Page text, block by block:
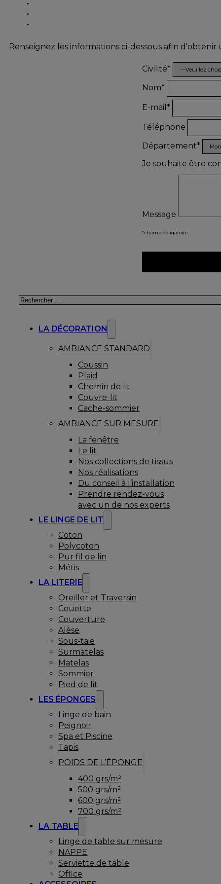
Renseignez les informations ci-dessous afin
Civilité*
Nom*
E-mail*
Téléphone
Département*
Je souhaite être
Message
*champ obligatoire
Rechercher
LA DÉCORATION
AMBIANCE STANDARD
Coussin
Plaid
Chemin de lit
Couvre-lit
Cache-sommier
AMBIANCE SUR MESURE
La fenêtre
Le lit
Nos collections de tissus
Nos réalisations
Du conseil à l’installation
Prendre rendez-vous
avec un de nos experts
LE LINGE DE LIT
Coton
Polycoton
Pur fil de lin
Métis
LA LITERIE
Oreiller et Traversin
Couette
Couverture
Alèse
Sous-taie
Surmatelas
Matelas
Sommier
Pied de lit
LES ÉPONGES
Linge de bain
Peignoir
Spa et Piscine
Tapis
POIDS DE L’ÉPONGE
400 grs/m²
500 grs/m²
600 grs/m²
700 grs/m²
LA TABLE
Linge de table sur mesure
NAPPE
Serviette de table
Office